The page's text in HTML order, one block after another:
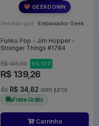
💖 GEEKDOWN
Vendido por: Embaixador Geek - SP
Funko Pop - Jim Hopper -
Stranger Things #1784
R$ 146,59 5% OFF
R$ 139,26
4x R$ 34,82 sem juros
Frete Grátis
Carrinho